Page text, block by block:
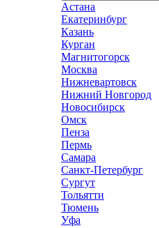
Астана
Екатеринбург
Казань
Курган
Магнитогорск
Москва
Нижневартовск
Нижний Новгород
Новосибирск
Омск
Пенза
Пермь
Самара
Санкт-Петербург
Сургут
Тольятти
Тюмень
Уфа